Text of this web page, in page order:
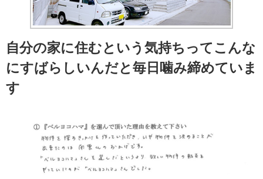
自分の家に住むという気持ちってこんな
にすばらしいんだと毎日噛み締めていま
す